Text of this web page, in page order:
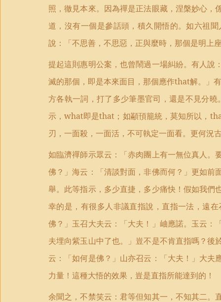
照，徹見本來。因為禪是正法眼藏，涅槃妙心
道，沒有一個是參話頭，積久開悟的。如六祖
說：「不思善，不思惡，正與麼時，那個是明上
提起這則惠明公案，也曾鬧過一場糾紛。有人
滅的那個，即是本來面目，那個應作that解。」
方各執一詞，打了多少筆墨官司，還是不見分曉
示，what即是that ；如顢頇籠統，莫知所以，
刃，一面殺，一面活，不可執定一面看。更何況
如臨濟禪師示眾云：「赤肉團上有一無位真人
佛？」海云：「清談對面，非佛而何？」更如
舉。此等指示，多少直捷，多少痛快！假如我
幸的是，有很多人非議直指說，直指一法，遠
佛？」玉召大夫云：「大夫！」岫應諾。玉云
夫埋向紫玉山中了也。」豈不是不肯直指嗎？
云：「如何是佛？」山亦召云：「大夫！」大
力量！這種大悟的效果，豈是直指所能達到的！
余聞之，不禁笑云：君等但知其一，不知其二